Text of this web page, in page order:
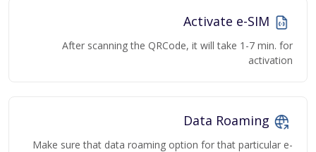
After scanning the QRCode, it will take 1-7 min. for
activation
Make sure that data roaming option for that particular e-